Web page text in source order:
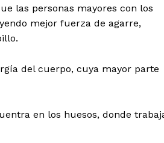
las personas mayores con los
mejor fuerza de agarre,
del cuerpo, cuya mayor parte
en los huesos, donde